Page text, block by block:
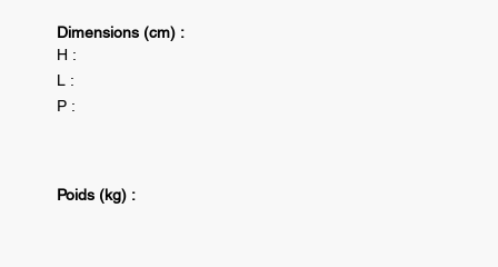
Dimensions (cm) :
H :
L :
P :
Poids (kg) :